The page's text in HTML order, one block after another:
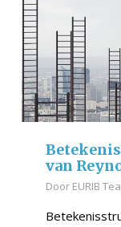
van
Door EURIB